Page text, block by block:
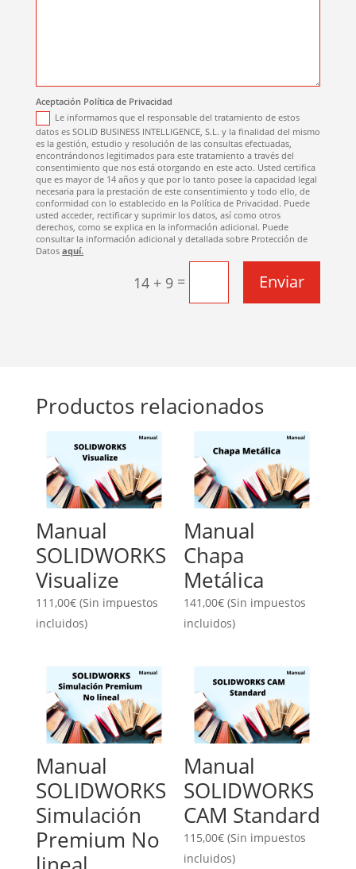
Aceptación Política de Privacidad
Le informamos que el responsable del tratamiento de estos
datos es SOLID BUSINESS INTELLIGENCE, S.L. y la finalidad del mismo
es la gestión, estudio y resolución de las consultas efectuadas,
encontrándonos legitimados para este tratamiento a través del
consentimiento que nos está otorgando en este acto. Usted certifica
que es mayor de 14 años y que por lo tanto posee la capacidad legal
necesaria para la prestación de este consentimiento y todo ello, de
conformidad con lo establecido en la Política de Privacidad. Puede
usted acceder, rectificar y suprimir los datos, así como otros
derechos, como se explica en la información adicional. Puede
consultar la información adicional y detallada sobre Protección de
Datosaquí.
14 + 9 = Enviar
Productos relacionados
Manual
SOLIDWORKS
Visualize
111,00€ (Sin impuestos
incluidos)
Manual
Chapa
Metálica
141,00€ (Sin impuestos
incluidos)
Manual
SOLIDWORKS
Simulación
Premium No
Manual
SOLIDWORKS
CAM Standard
115,00€ (Sin impuestos
incluidos)